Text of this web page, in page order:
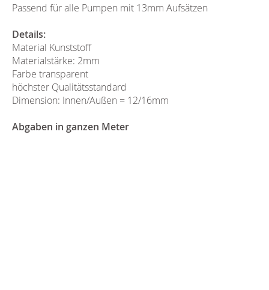
Passend für alle Pumpen mit 13mm Aufsätzen
Details:
Material Kunststoff
Materialstärke: 2mm
Farbe transparent
höchster Qualitätsstandard
Dimension: Innen/Außen = 12/16mm
Abgaben in ganzen Meter